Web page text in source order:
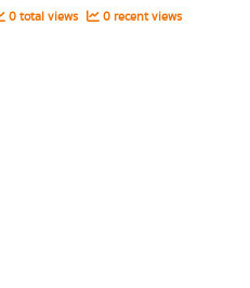
0 total views 0 recent views